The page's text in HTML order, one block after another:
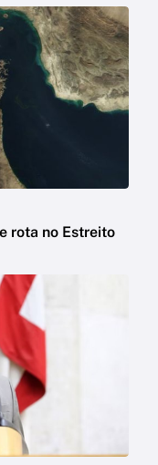
rota no Estreito